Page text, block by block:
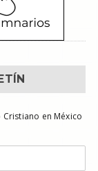
en México